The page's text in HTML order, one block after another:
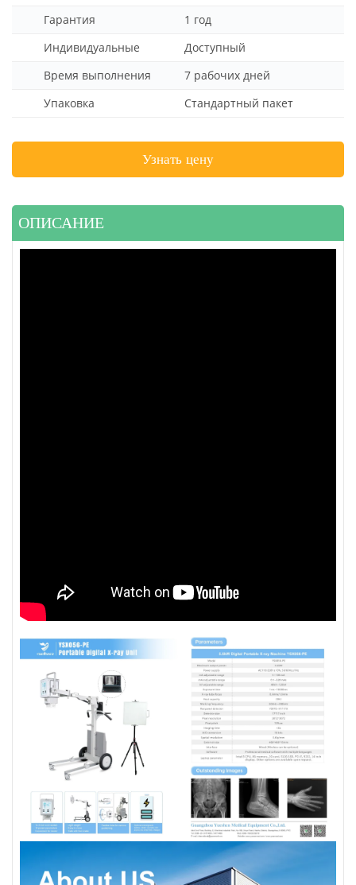
Гарантия
1 год
Индивидуальные
Доступный
Время выполнения
7 рабочих дней
Упаковка
Стандартный пакет
Узнать цену
ОПИСАНИЕ